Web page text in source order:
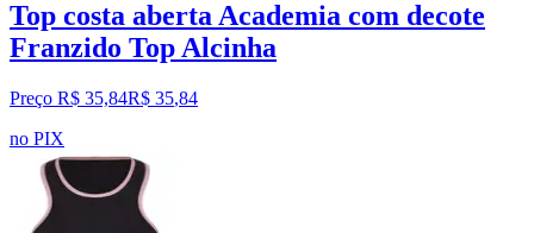
Top costa aberta Academia com decote
Franzido Top Alcinha
Preço R$ 35,84R$ 35,84
no PIX